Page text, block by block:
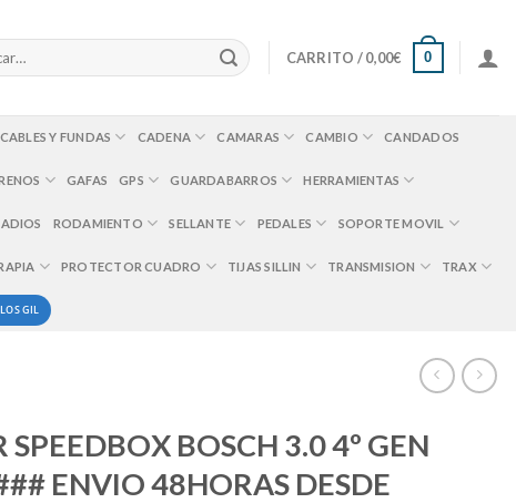
CARRITO /0,00€ 0
CABLES Y FUNDAS CADENA CAMARAS CAMBIO CANDADOS
GAFAS GPS GUARDABARROS HERRAMIENTAS
RODAMIENTO SELLANTE PEDALES SOPORTE MOVIL
PROTECTOR CUADRO TIJAS SILLIN TRANSMISION TRAX
GIL
BOSCH 3.0 4º GEN
ENVIO 48HORAS DESDE